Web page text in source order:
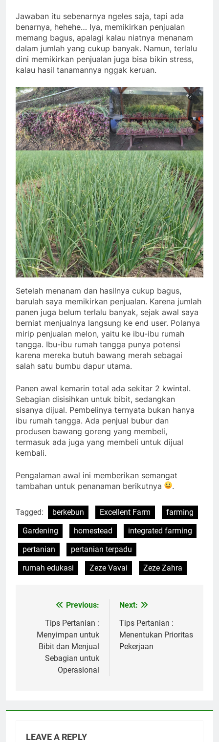
Jawaban itu sebenarnya ngeles saja, tapi ada
benarnya, hehehe… Iya, memikirkan penjualan
memang bagus, apalagi kalau niatnya menanam
dalam jumlah yang cukup banyak. Namun, terlalu
dini memikirkan penjualan juga bisa bikin stress,
kalau hasil tanamannya nggak keruan.
Setelah menanam dan hasilnya cukup bagus,
barulah saya memikirkan penjualan. Karena jumlah
panen juga belum terlalu banyak, sejak awal saya
berniat menjualnya langsung ke end user. Polanya
mirip penjualan melon, yaitu ke ibu-ibu rumah
tangga. Ibu-ibu rumah tangga punya potensi
karena mereka butuh bawang merah sebagai
salah satu bumbu dapur utama.
Panen awal kemarin total ada sekitar 2 kwintal.
Sebagian disisihkan untuk bibit, sedangkan
sisanya dijual. Pembelinya ternyata bukan hanya
ibu rumah tangga. Ada penjual bubur dan
produsen bawang goreng yang membeli,
termasuk ada juga yang membeli untuk dijual
kembali.
Pengalaman awal ini memberikan semangat
tambahan untuk penanaman berikutnya
.
Tagged: berkebun Excellent Farm
farming
Gardening
homestead
integrated farming
pertanian
pertanian terpadu
rumah edukasi
Zeze Vavai Zeze Zahra
navigation
Previous:
Tips Pertanian :
Menyimpan untuk
Bibit dan Menjual
Sebagian untuk
Operasional
Next:
Tips Pertanian :
Menentukan Prioritas
Pekerjaan
LEAVE A REPLY